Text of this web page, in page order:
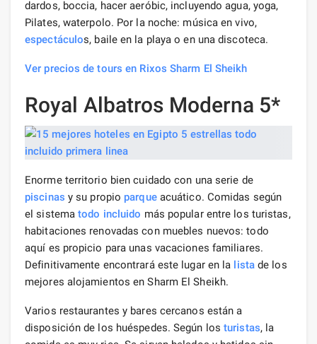
dardos, boccia, hacer aeróbic, incluyendo agua, yoga,
Pilates, waterpolo. Por la noche: música en vivo,
espectáculos, baile en la playa o en una discoteca.
Ver precios de tours en Rixos Sharm El Sheikh
Royal Albatros Moderna 5*
Enorme territorio bien cuidado con una serie de
piscinas y su propio parqueacuático. Comidas según
el sistematodo incluido más popular entre los turistas,
habitaciones renovadas con muebles nuevos: todo
aquí es propicio para unas vacaciones familiares.
Definitivamente encontrará este lugar en la listade los
mejores alojamientos en Sharm El Sheikh.
Varios restaurantes y bares cercanos están a
disposición de los huéspedes. Según losturistas, la